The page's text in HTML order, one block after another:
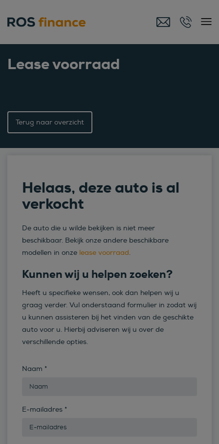
Lease voorraad
Terug naar overzicht
Helaas, deze auto is al
verkocht
De auto die u wilde bekijken is niet meer
beschikbaar. Bekijk onze andere beschikbare
modellen in onze lease voorraad.
Kunnen wij u helpen zoeken?
Heeft u specifieke wensen, ook dan helpen wij u
graag verder. Vul onderstaand formulier in zodat wij
u kunnen assisteren bij het vinden van de geschikte
auto voor u. Hierbij adviseren wij u over de
verschillende opties.
Naam *
E-mailadres *